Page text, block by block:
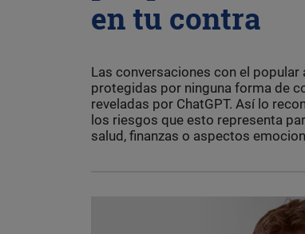
en tu contra
Las conversaciones con el
protegidas por ninguna forma de
reveladas por ChatGPT. Así lo
los riesgos que esto representa
salud, finanzas o aspectos